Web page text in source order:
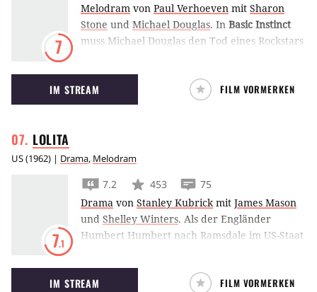
7
Melodram von Paul Verhoeven mit Sharon
Stone und Michael Douglas. In Basic Instinct
muss Michael Douglas den Tod eines Rockstars
einen Sumpf aus Liebe, Hass, Komplott und
Verrat.
IM STREAM FILM VORMERKEN
LOLITA
US(1962) | Drama, Melodram
7.1
7.2 453
75
Drama von Stanley Kubrick mit James Mason
und Shelley Winters. Als der Engländer
Humbert Humbert nach Ramsdale im US-Staat
unsterblich. Um der Frau seines Herzens nahe
zu sein, schmiedet er einen Plan: Er heiratet
IM STREAM FILM VORMERKEN